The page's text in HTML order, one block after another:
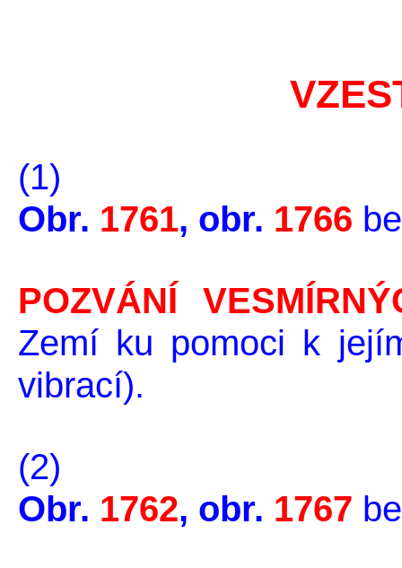
(1)
Obr. 1761, obr. 1766
POZVÁNÍ
Zemí ku pomoci k
vibrací).
(2)
Obr. 1762, obr. 1767